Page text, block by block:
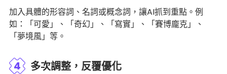
加入具體的形容詞、名詞或概念詞，讓AI抓到重點。例
如：「可愛」、「奇幻」、「寫實」、「賽博龐克」、
「夢境風」等。
4 多次調整，反覆優化